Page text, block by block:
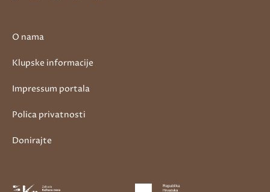
O nama
Klupske informacije
Impressum portala
Polica privatnosti
Donirajte